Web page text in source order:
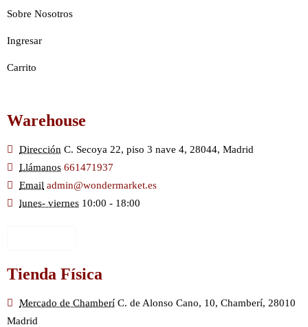
Sobre Nosotros
Ingresar
Carrito
Warehouse
Dirección C. Secoya 22, piso 3 nave 4, 28044, Madrid
Llámanos 661471937
Email admin@wondermarket.es
lunes- viernes 10:00 - 18:00
Tienda Física
Mercado de Chamberí C. de Alonso Cano, 10, Chamberí, 28010
Madrid